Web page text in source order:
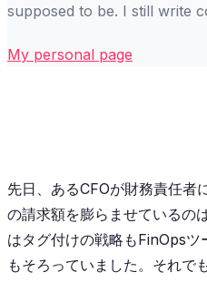
supposed to be. I still write
My personal page
先日、あるCFOが財務責任者
の請求額を膨らませているの
はタグ付けの戦略もFinOps
もそろっていました。それで